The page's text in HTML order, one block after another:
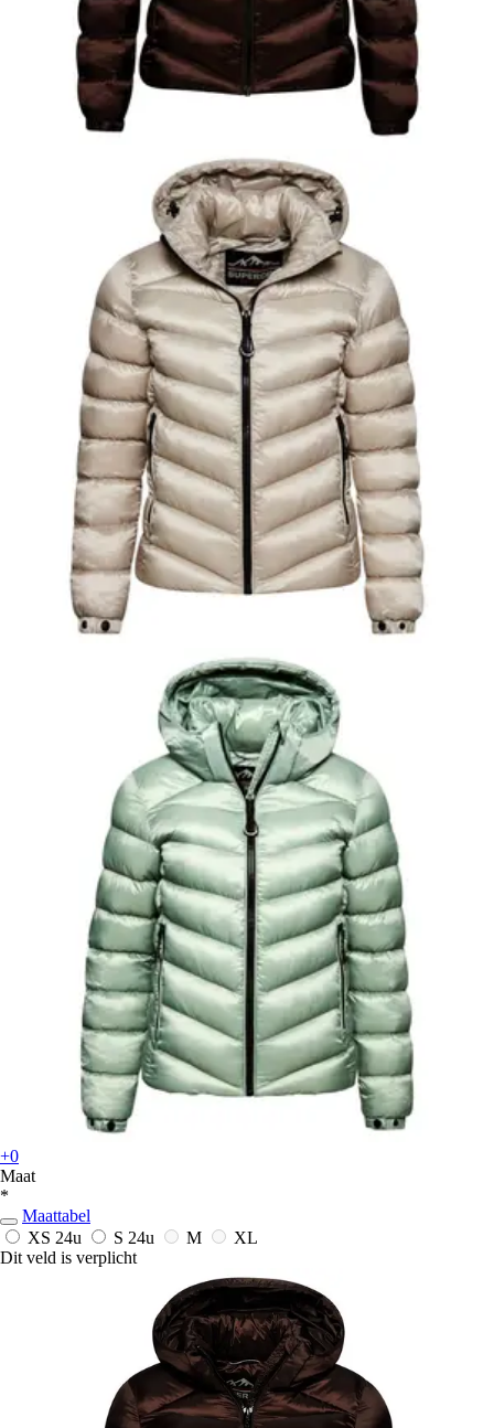
+0
Maat
*
Maattabel
XS 24u S 24u M
XL
Dit veld is verplicht